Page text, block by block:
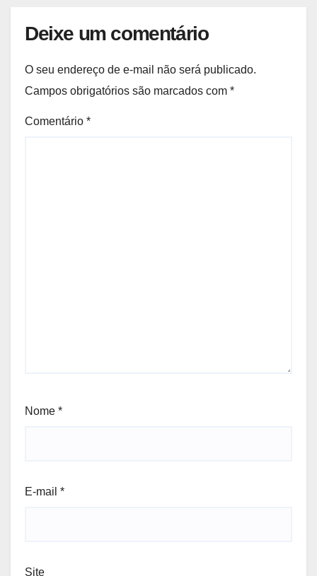
Deixe um comentário
O seu endereço de e-mail não será publicado.
Campos obrigatórios são marcados com *
Comentário *
Nome *
E-mail *
Site